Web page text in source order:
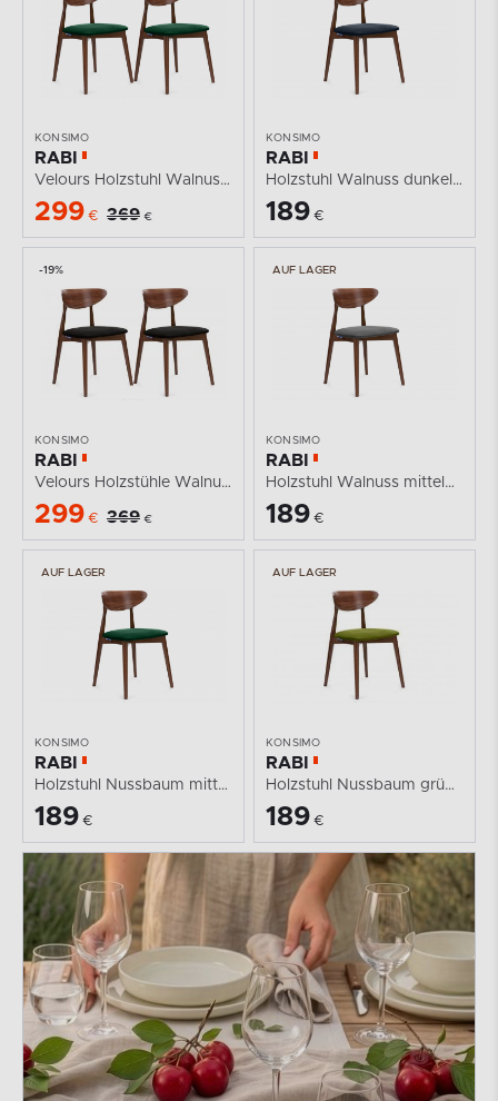
KONSIMO
RABI
Velours Holzstuhl Walnuss mittel dunkelgrün 2tlg.
299 € 369 €
KONSIMO
RABI
Holzstuhl Walnuss dunkelblau Velours
189 €
-19%
KONSIMO
RABI
Velours Holzstühle Walnuss schwarz 2tlg.
299 € 369 €
AUF LAGER
KONSIMO
RABI
Holzstuhl Walnuss mittelgrau Velours
189 €
AUF LAGER
KONSIMO
RABI
Holzstuhl Nussbaum mittel dunkelgrün Velours
189 €
AUF LAGER
KONSIMO
RABI
Holzstuhl Nussbaum grün Velours
189 €